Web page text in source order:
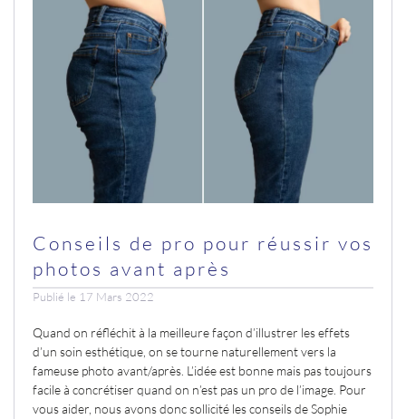
Conseils de pro pour réussir vos
photos avant après
Publié le 17 Mars 2022
Quand on réfléchit à la meilleure façon d’illustrer les effets
d’un soin esthétique, on se tourne naturellement vers la
fameuse photo avant/après. L’idée est bonne mais pas toujours
facile à concrétiser quand on n’est pas un pro de l’image. Pour
vous aider, nous avons donc sollicité les conseils de Sophie